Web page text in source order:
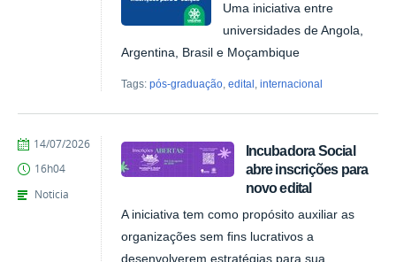
Uma iniciativa entre
universidades de Angola,
Argentina, Brasil e Moçambique
Tags:pós-graduação ,edital ,internacional
Incubadora Social
abre inscrições para
novo edital
A iniciativa tem como propósito auxiliar as
organizações sem fins lucrativos a
desenvolverem estratégias para sua
por
Kais
de
publicado
14/07/2026
16h04
Noticia